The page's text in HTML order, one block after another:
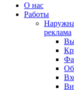
О нас
Работы
реклама